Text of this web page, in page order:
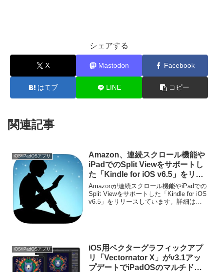
シェアする
X Mastodon Facebook
はてブ LINE コピー
関連記事
iOS/iPadOSアプリ
Amazon、連続スクロール機能や
iPadでのSplit Viewをサポートし
た「Kindle for iOS v6.5」をリリ
ース。
Amazonが連続スクロール機能やiPadでの
Split Viewをサポートした「Kindle for iOS
v6.5」をリリースしています。詳細は以
iOS/iPadOSアプリ
iOS用ベクターグラフィックアプ
リ「Vectornator X」がv3.1アッ
プデートでiPadOSのマルチドキ